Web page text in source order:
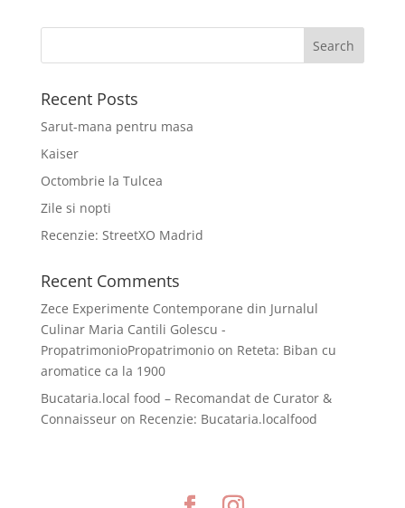
Recent Posts
Sarut-mana pentru masa
Kaiser
Octombrie la Tulcea
Zile si nopti
Recenzie: StreetXO Madrid
Recent Comments
Zece Experimente Contemporane din Jurnalul
Culinar Maria Cantili Golescu -
PropatrimonioPropatrimonioon Reteta: Biban cu
aromatice ca la 1900
Bucataria.local food – Recomandat de Curator &
Connaisseuron Recenzie: Bucataria.localfood